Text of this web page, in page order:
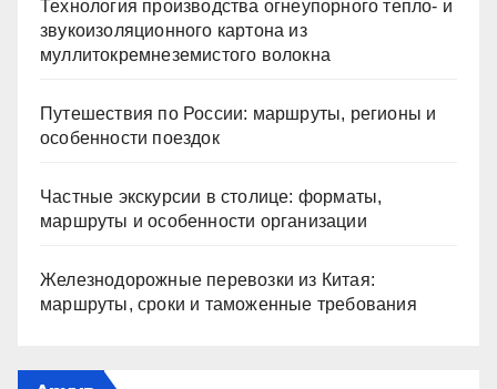
Технология производства огнеупорного тепло- и
звукоизоляционного картона из
муллитокремнеземистого волокна
Путешествия по России: маршруты, регионы и
особенности поездок
Частные экскурсии в столице: форматы,
маршруты и особенности организации
Железнодорожные перевозки из Китая:
маршруты, сроки и таможенные требования